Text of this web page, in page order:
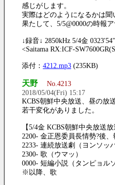
感じがします。
実際はどのようになるかは聞
果たして、5/5@0000の時報
↓録音↓ 2850kHz 5/4金
<Saitama RX:ICF-
添付： 4212.mp3 (235KB)
天野
No.4213
2018/05/04(Fri) 15:17
KCBS朝鮮中央放送、昼の放
若干変化がありました。
【5/4金 KCBS朝鮮中央放送放
2200- 金正恩委員長情勢?後、
2233- 連続放送劇（ヨンソッ
2300- 歌（ウマッ）
0000- 短編小説（タンピョル
※以降、歌